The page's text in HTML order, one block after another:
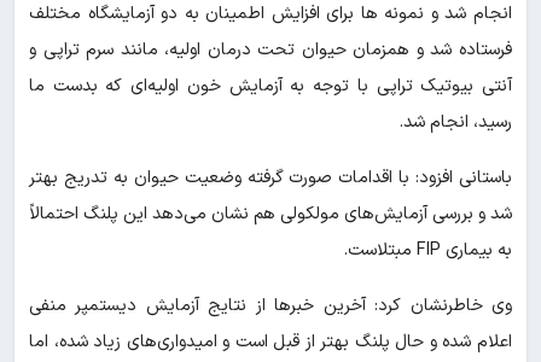
انجام شد و نمونه ها برای افزایش اطمینان به دو آزمایشگاه مختلف
فرستاده شد و همزمان حیوان تحت درمان اولیه، مانند سرم تراپی و
آنتی بیوتیک تراپی با توجه به آزمایش خون اولیه‌ای که بدست ما
رسید، انجام شد.
باستانی افزود: با اقدامات صورت گرفته وضعیت حیوان به تدریج بهتر
شد و بررسی آزمایش‌های مولکولی هم نشان می‌دهد این پلنگ احتمالاً
به بیماری FIP مبتلاست.
وی خاطرنشان کرد: آخرین خبرها از نتایج آزمایش دیستمپر منفی
اعلام شده و حال پلنگ بهتر از قبل است و امیدواری‌های زیاد شده، اما